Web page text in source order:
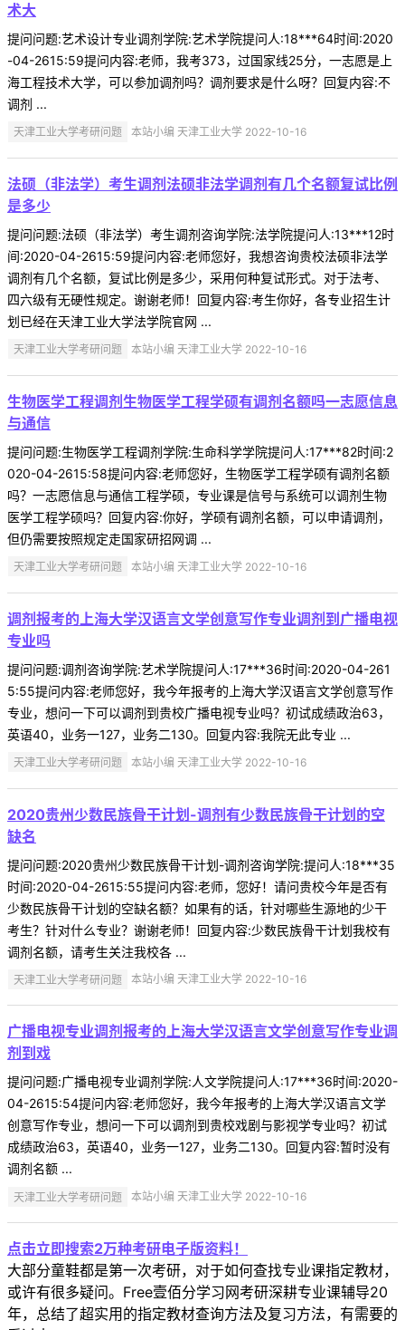
术大
提问问题:艺术设计专业调剂学院:艺术学院提问人:18***64时间:2020
-04-2615:59提问内容:老师，我考373，过国家线25分，一志愿是上
海工程技术大学，可以参加调剂吗？调剂要求是什么呀？回复内容:不
调剂 ...
天津工业大学考研问题 本站小编 天津工业大学 2022-10-16
法硕（非法学）考生调剂法硕非法学调剂有几个名额复试比例
是多少
提问问题:法硕（非法学）考生调剂咨询学院:法学院提问人:13***12时
间:2020-04-2615:59提问内容:老师您好，我想咨询贵校法硕非法学
调剂有几个名额，复试比例是多少，采用何种复试形式。对于法考、
四六级有无硬性规定。谢谢老师！回复内容:考生你好，各专业招生计
划已经在天津工业大学法学院官网 ...
天津工业大学考研问题 本站小编 天津工业大学 2022-10-16
生物医学工程调剂生物医学工程学硕有调剂名额吗一志愿信息
与通信
提问问题:生物医学工程调剂学院:生命科学学院提问人:17***82时间:2
020-04-2615:58提问内容:老师您好，生物医学工程学硕有调剂名额
吗？一志愿信息与通信工程学硕，专业课是信号与系统可以调剂生物
医学工程学硕吗？回复内容:你好，学硕有调剂名额，可以申请调剂，
但仍需要按照规定走国家研招网调 ...
天津工业大学考研问题 本站小编 天津工业大学 2022-10-16
调剂报考的上海大学汉语言文学创意写作专业调剂到广播电视
专业吗
提问问题:调剂咨询学院:艺术学院提问人:17***36时间:2020-04-261
5:55提问内容:老师您好，我今年报考的上海大学汉语言文学创意写作
专业，想问一下可以调剂到贵校广播电视专业吗？初试成绩政治63，
英语40，业务一127，业务二130。回复内容:我院无此专业 ...
天津工业大学考研问题 本站小编 天津工业大学 2022-10-16
2020贵州少数民族骨干计划-调剂有少数民族骨干计划的空
缺名
提问问题:2020贵州少数民族骨干计划-调剂咨询学院:提问人:18***35
时间:2020-04-2615:55提问内容:老师，您好！请问贵校今年是否有
少数民族骨干计划的空缺名额？如果有的话，针对哪些生源地的少干
考生？针对什么专业？谢谢老师！回复内容:少数民族骨干计划我校有
调剂名额，请考生关注我校各 ...
天津工业大学考研问题 本站小编 天津工业大学 2022-10-16
广播电视专业调剂报考的上海大学汉语言文学创意写作专业调
剂到戏
提问问题:广播电视专业调剂学院:人文学院提问人:17***36时间:2020-
04-2615:54提问内容:老师您好，我今年报考的上海大学汉语言文学
创意写作专业，想问一下可以调剂到贵校戏剧与影视学专业吗？初试
成绩政治63，英语40，业务一127，业务二130。回复内容:暂时没有
调剂名额 ...
天津工业大学考研问题 本站小编 天津工业大学 2022-10-16
点击立即搜索2万种考研电子版资料！
大部分童鞋都是第一次考研，对于如何查找专业课指定教材，
或许有很多疑问。Free壹佰分学习网考研深耕专业课辅导20
年，总结了超实用的指定教材查询方法及复习方法，有需要的